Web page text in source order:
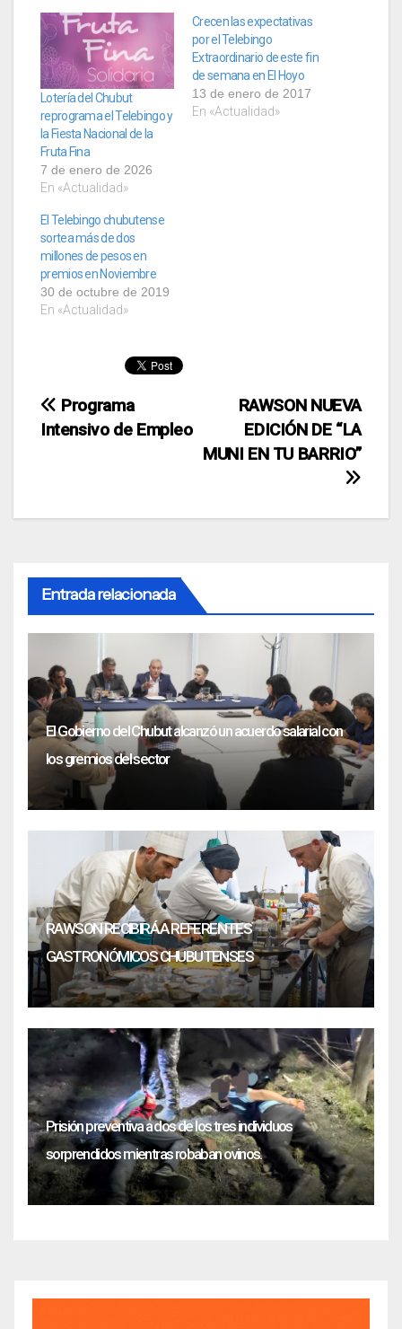
Lotería del Chubut
reprograma el Telebingo y
la Fiesta Nacional de la
Fruta Fina
7 de enero de 2026
En «Actualidad»
Crecen las expectativas
por el Telebingo
Extraordinario de este fin
de semana en El Hoyo
13 de enero de 2017
En «Actualidad»
El Telebingo chubutense
sortea más de dos
millones de pesos en
premios en Noviembre
30 de octubre de 2019
En «Actualidad»
Navegación
RAWSON NUEVA
EDICIÓN DE “LA
MUNI EN TU BARRIO”
Programa
Intensivo de Empleo
Entrada relacionada
El Gobierno del Chubut alcanzó un acuerdo salarial con
los gremios del sector
RAWSON RECIBIRÁ A REFERENTES
GASTRONÓMICOS CHUBUTENSES
Prisión preventiva a dos de los tres individuos
sorprendidos mientras robaban ovinos.